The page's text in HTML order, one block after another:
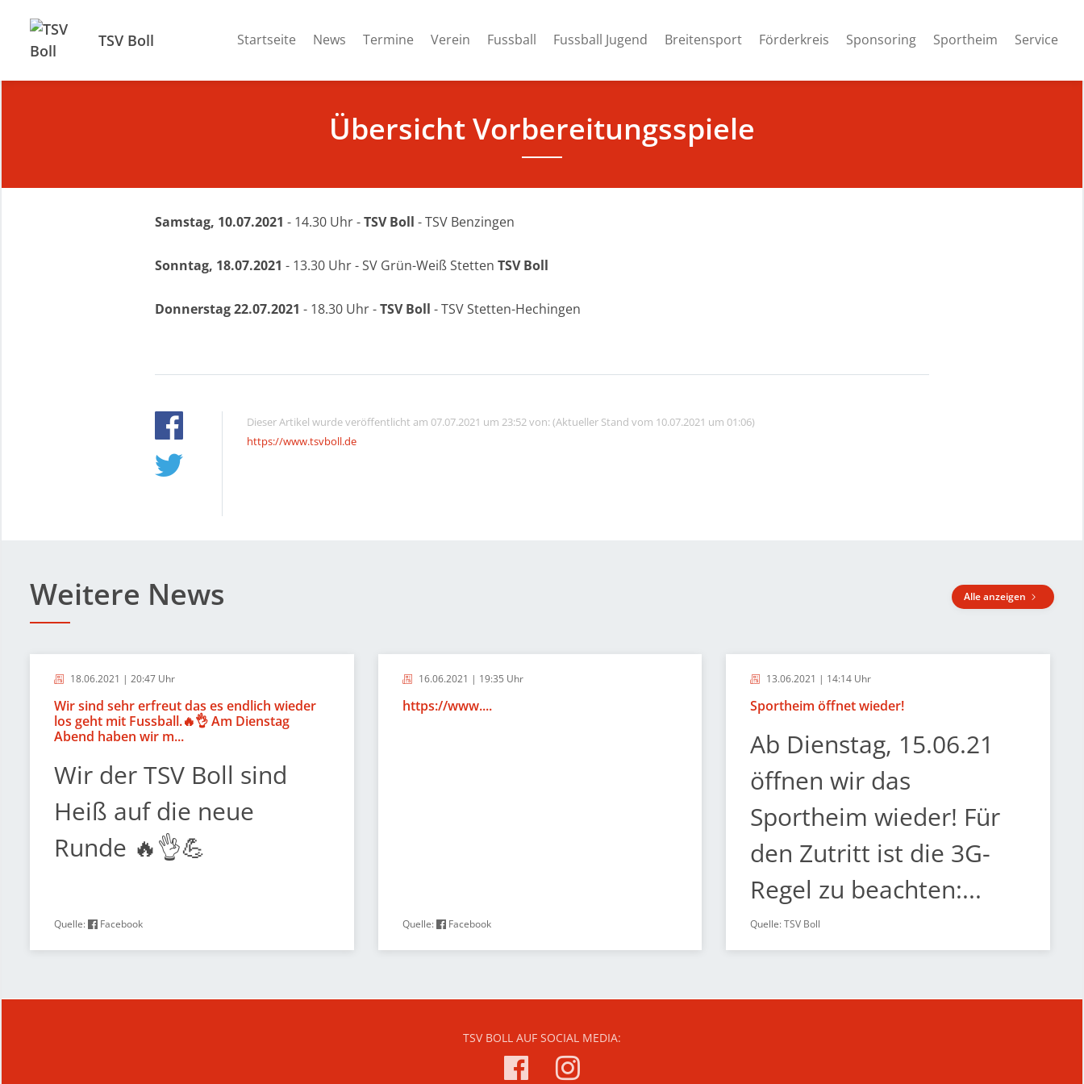
TSV Boll Startseite News Termine Verein Fussball Fussball Jugend Breitensport Förderkreis Sponsoring Sportheim Service
Übersicht Vorbereitungsspiele
Samstag, 10.07.2021 - 14.30 Uhr -TSV Boll - TSV Benzingen
Sonntag, 18.07.2021 - 13.30 Uhr - SV Grün-Weiß Stetten TSV Boll
Donnerstag 22.07.2021 - 18.30 Uhr -TSV Boll - TSV Stetten-Hechingen
Dieser Artikel wurde veröffentlicht am 07.07.2021 um 23:52 von: (Aktueller Stand vom 10.07.2021 um 01:06)
https://www.tsvboll.de
Weitere News Alle anzeigen
18.06.2021 | 20:47 Uhr
Wir sind sehr erfreut das es endlich wieder
los geht mit Fussball.🔥👌 Am Dienstag
Abend haben wir m...
Wir der TSV Boll sind
Heiß auf die neue
Runde 🔥👌💪
Quelle: Facebook
16.06.2021 | 19:35 Uhr
https://www....
Quelle: Facebook
13.06.2021 | 14:14 Uhr
Sportheim öffnet wieder!
Ab Dienstag, 15.06.21
öffnen wir das
Sportheim wieder! Für
den Zutritt ist die 3G-
Regel zu beachten:...
Quelle: TSV Boll
TSV BOLL AUF SOCIAL MEDIA: